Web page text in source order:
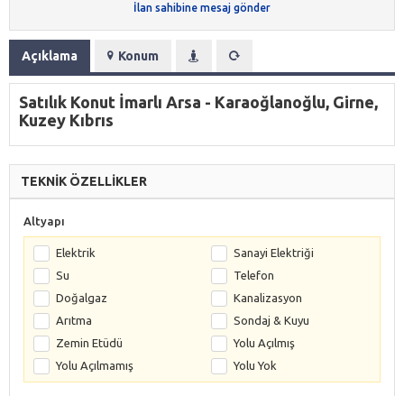
İlan sahibine mesaj gönder
Açıklama Konum
Satılık Konut İmarlı Arsa - Karaoğlanoğlu, Girne,
Kuzey Kıbrıs
TEKNİK ÖZELLİKLER
Altyapı
Elektrik
Sanayi Elektriği
Su
Telefon
Doğalgaz
Kanalizasyon
Arıtma
Sondaj & Kuyu
Zemin Etüdü
Yolu Açılmış
Yolu Açılmamış
Yolu Yok